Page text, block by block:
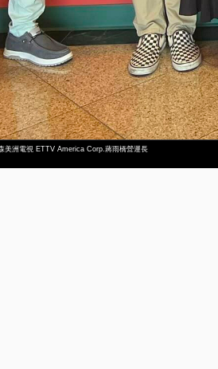
美洲電視 ETTV America Corp.蔣雨橋營運長